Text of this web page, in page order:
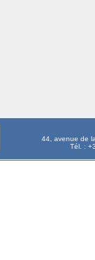
44, avenue de
Tél. :